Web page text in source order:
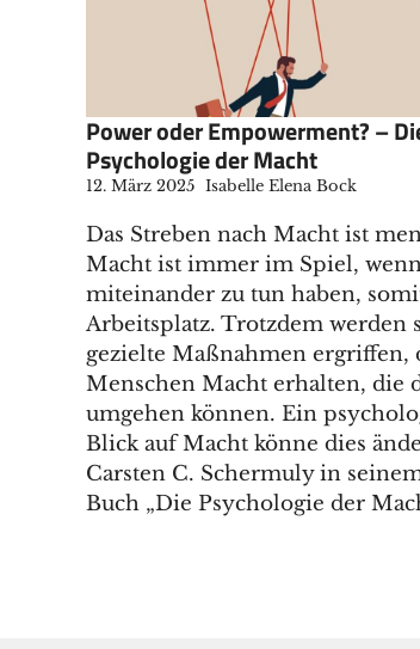
Power oder Empowerment? –
Psychologie der Macht
12. März 2025 Isabelle Elena Bock
Das Streben nach Macht ist
Macht ist immer im Spiel,
miteinander zu tun haben,
Arbeitsplatz. Trotzdem werden
gezielte Maßnahmen ergriffen,
Menschen Macht erhalten, die
umgehen können. Ein
Blick auf Macht könne dies
Carsten C. Schermuly in
Buch „Die Psychologie der